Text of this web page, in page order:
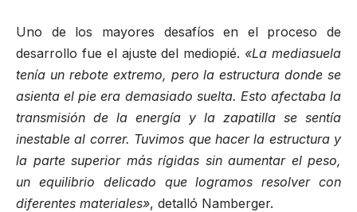
Uno de los mayores desafíos en el proceso de
desarrollo fue el ajuste del mediopié. «La mediasuela
tenía un rebote extremo, pero la estructura donde se
asienta el pie era demasiado suelta. Esto afectaba la
transmisión de la energía y la zapatilla se sentía
inestable al correr. Tuvimos que hacer la estructura y
la parte superior más rígidas sin aumentar el peso,
un equilibrio delicado que logramos resolver con
diferentes materiales», detalló Namberger.